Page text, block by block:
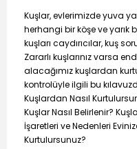
Kuşlar, evlerimizde yuva
herhangi bir köşe ve
kuşları caydırıcılar, kuş
Zararlı kuşlarınız varsa
alacağımız kuşlardan
kontrolüyle ilgili bu
Kuşlardan Nasıl
Kuşlar Nasıl Belirlenir?
İşaretleri ve Nedenleri
Kurtulursunuz?